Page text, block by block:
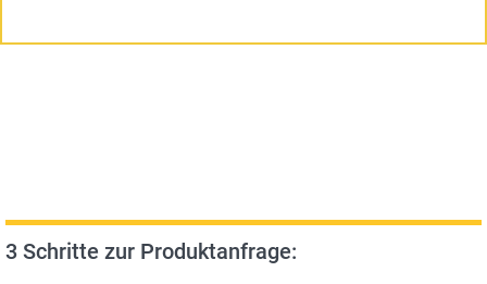
3 Schritte zur Produktanfrage: